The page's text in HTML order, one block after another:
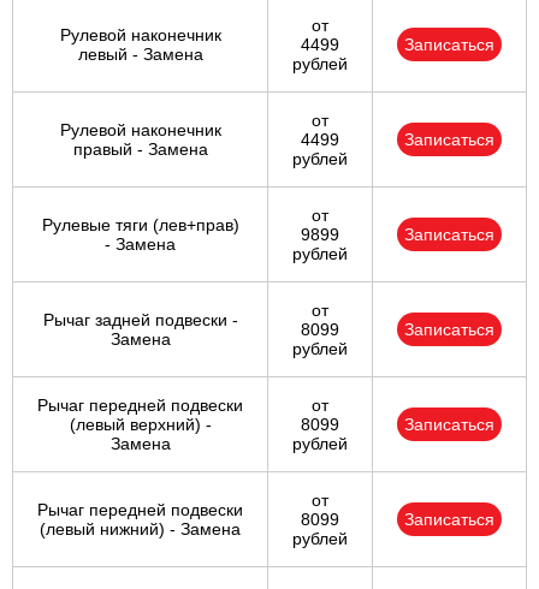
Рулевой наконечник
левый - Замена
от
4499
рублей
Записаться
Рулевой наконечник
правый - Замена
от
4499
рублей
Записаться
Рулевые тяги (лев+прав)
- Замена
от
9899
рублей
Записаться
Рычаг задней подвески -
Замена
от
8099
рублей
Записаться
Рычаг передней подвески
(левый верхний) -
Замена
от
8099
рублей
Записаться
Рычаг передней подвески
(левый нижний) - Замена
от
8099
рублей
Записаться